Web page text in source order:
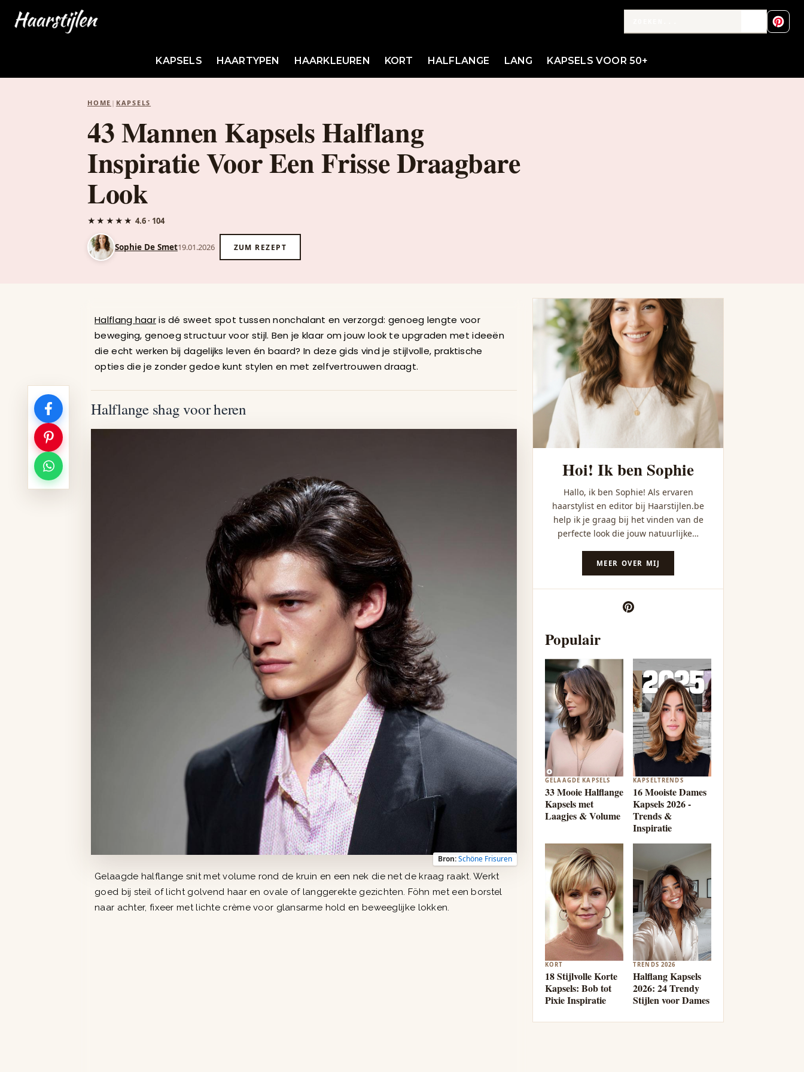
KAPSELS HAARTYPEN HAARKLEUREN KORT HALFLANGE LANG KAPSELS VOOR 50+
HOME | KAPSELS
43 Mannen Kapsels Halflang
Inspiratie Voor Een Frisse Draagbare
Look
★★★★★ 4.6 · 104
Sophie De Smet19.01.2026 ZUM REZEPT
43 Mannen Kapsels Halflang Inspiratie Voor Een Frisse
Halflang haaris dé sweet spot tussen nonchalant en verzorgd: genoeg lengte voor
beweging, genoeg structuur voor stijl. Ben je klaar om jouw look te upgraden met ideeën
die echt werken bij dagelijks leven én baard? In deze gids vind je stijlvolle, praktische
opties die je zonder gedoe kunt stylen en met zelfvertrouwen draagt.
Halflange shag voor heren
Bron:Schöne Frisuren
Gelaagde halflange snit met volume rond de kruin en een nek die net de kraag raakt. Werkt
goed bij steil of licht golvend haar en ovale of langgerekte gezichten. Föhn met een borstel
naar achter, fixeer met lichte crème voor glansarme hold en beweeglijke lokken.
Hoi! Ik ben Sophie
Hallo, ik ben Sophie! Als ervaren
haarstylist en editor bij Haarstijlen.be
help ik je graag bij het vinden van de
perfecte look die jouw natuurlijke…
MEER OVER MIJ
Populair
GELAAGDE KAPSELS
33 Mooie Halflange
Kapsels met
Laagjes & Volume
KAPSELTRENDS
16 Mooiste Dames
Kapsels 2026 -
Trends &
Inspiratie
KORT
18 Stijlvolle Korte
Kapsels: Bob tot
Pixie Inspiratie
TRENDS 2026
Halflang Kapsels
2026: 24 Trendy
Stijlen voor Dames